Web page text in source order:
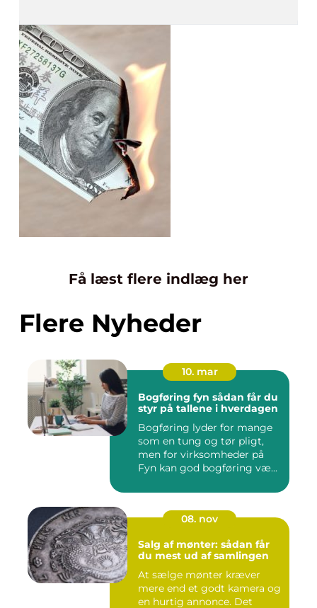
Få læst flere indlæg her
Flere Nyheder
10. mar
Bogføring fyn sådan får du
styr på tallene i hverdagen
Bogføring lyder for mange
som en tung og tør pligt,
men for virksomheder på
Fyn kan god bogføring væ...
08. nov
Salg af mønter: sådan får
du mest ud af samlingen
At sælge mønter kræver
mere end et godt kamera og
en hurtig annonce. Det